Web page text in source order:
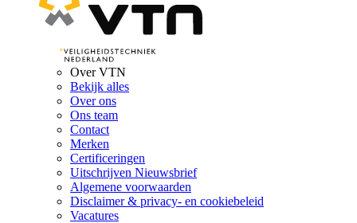
Over VTN
Bekijk alles
Over ons
Ons team
Contact
Merken
Certificeringen
Uitschrijven Nieuwsbrief
Algemene voorwaarden
Disclaimer & privacy- en cookiebeleid
Vacatures